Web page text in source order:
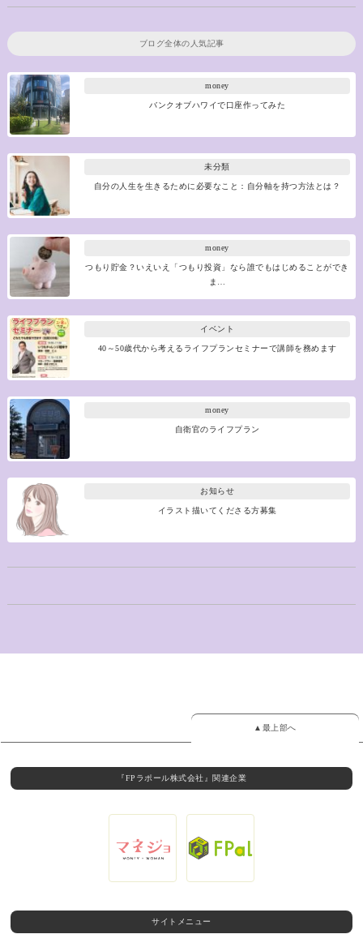
ブログ全体の人気記事
money
バンクオブハワイで口座作ってみた
未分類
自分の人生を生きるために必要なこと：自分軸を持つ方法とは？
money
つもり貯金？いえいえ「つもり投資」なら誰でもはじめることができ
ま…
イベント
40～50歳代から考えるライフプランセミナーで講師を務めます
money
自衛官のライフプラン
お知らせ
イラスト描いてくださる方募集
▲最上部へ
『FPラポール株式会社』関連企業
サイトメニュー